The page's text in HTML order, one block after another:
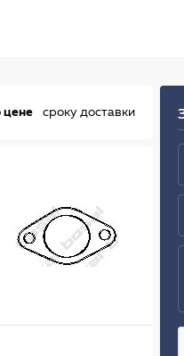
цене сроку доставки